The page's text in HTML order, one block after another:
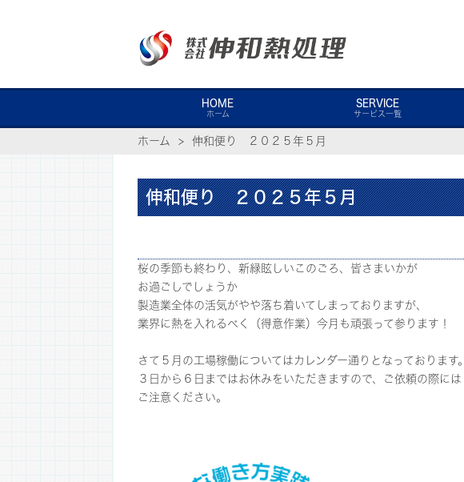
HOME
ホーム
SERVICE
サービス一覧
ホーム 伸和便り ２０２５年５月
伸和便り ２０２５年５月
桜の季節も終わり、新緑眩しいこのごろ、皆さまいかが
お過ごしでしょうか
製造業全体の活気がやや落ち着いてしまっておりますが、
業界に熱を入れるべく（得意作業）今月も頑張って参ります！
さて５月の工場稼働についてはカレンダー通りとなっております。
３日から６日まではお休みをいただきますので、ご依頼の際には
ご注意ください。